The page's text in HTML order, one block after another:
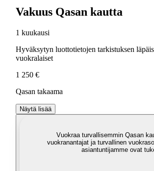
Vakuus Qasan kautta
1 kuukausi
Hyväksytyn luottotietojen tarkistuksen
vuokralaiset
1 250 €
Qasan takaama
Näytä lisää
Vuokraa turvallisemmin Qasan
vuokranantajat ja turvallinen
asiantuntijamme ovat